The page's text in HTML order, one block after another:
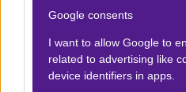
Google consents
I want to allow Google to
related to advertising like
device identifiers in apps.
ΒΑΘΜΟΛΟΓΙΕΣ